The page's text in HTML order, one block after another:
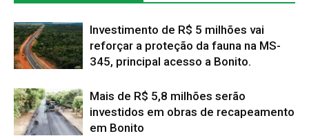
Investimento de R$ 5 milhões vai
reforçar a proteção da fauna na MS-
345, principal acesso a Bonito.
Mais de R$ 5,8 milhões serão
investidos em obras de recapeamento
em Bonito